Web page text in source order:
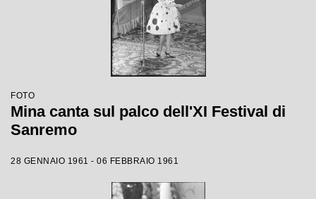
FOTO
Mina canta sul palco dell'XI Festival di
Sanremo
28 GENNAIO 1961 - 06 FEBBRAIO 1961